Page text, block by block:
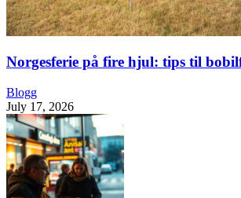
Norgesferie på fire hjul: tips til
Blogg
July 17, 2026